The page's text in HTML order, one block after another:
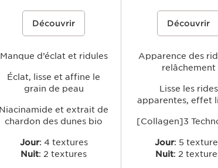
gamme de soins anti-âge,
à partir du Skin Charger
les ridules, affiner le grain
Découvrir
Manque d’éclat et ridules
Éclat, lisse et affine le
grain de peau
Niacinamide et extrait de
chardon des dunes bio
Jour: 4 textures
Nuit: 2 textures
Une gamme de soins qui
signes visibles de l'âge liés
rides, raffermir, repulper et
les contours du visage.
Découvrir
Apparence des
relâchement
Lisse les rides
apparentes, effet
[Collagen]3
Jour: 5
Nuit: 2